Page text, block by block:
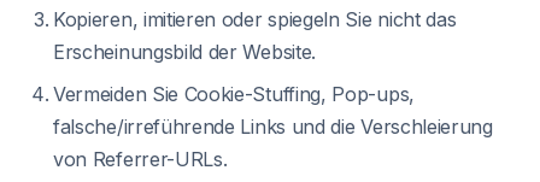
Kopieren, imitieren oder spiegeln Sie nicht das
Erscheinungsbild der Website.
Vermeiden Sie Cookie-Stuffing, Pop-ups,
falsche/irreführende Links und die Verschleierung
von Referrer-URLs.